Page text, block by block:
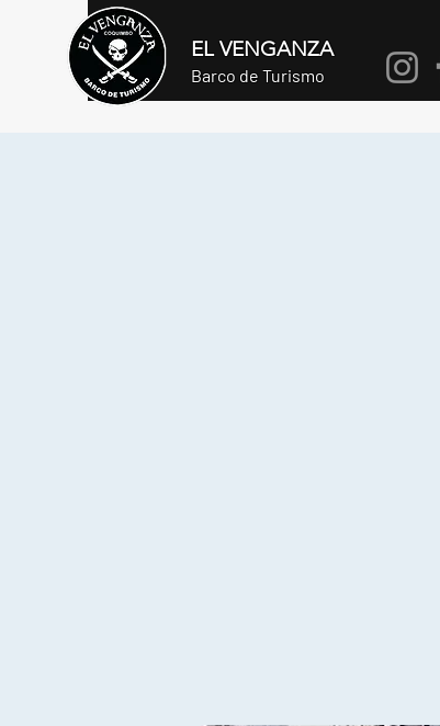
EL VENGANZA
Barco de Turismo